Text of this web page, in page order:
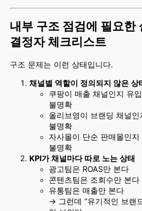
내부 구조 점검에 필요한
결정자 체크리스트
구조 문제는 이런 상태입니다.
채널별 역할이 정의되지 않은 상
쿠팡이 매출 채널인지 유
불명확
올리브영이 브랜딩 채널
불명확
자사몰이 단순 판매몰인
불명확
KPI가 채널마다 따로 노는 상태
광고팀은 ROAS만 본다
콘텐츠팀은 조회수만 본다
유통팀은 매출만 본다
→ 그런데 “유기적인 브랜